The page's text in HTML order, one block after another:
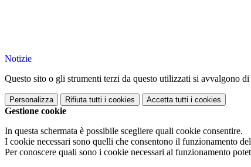
Notizie
Questo sito o gli strumenti terzi da questo utilizzati si avvalgono
Personalizza Rifiuta tutti i cookies Accetta tutti i cookies
Gestione cookie
In questa schermata è possibile scegliere quali cookie consentire.
I cookie necessari sono quelli che consentono il funzionamento
Per conoscere quali sono i cookie necessari al funzionamento